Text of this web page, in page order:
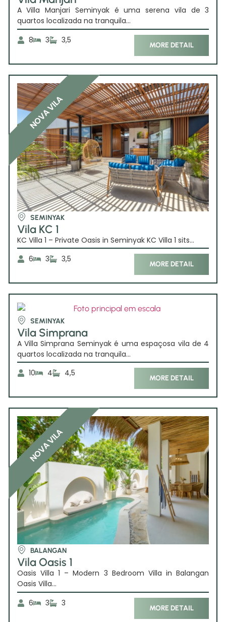
A Villa Manjari Seminyak é uma serena vila de 3
quartos localizada na tranquila...
8
3 3,5
MORE DETAIL
NOVA VILA
SEMINYAK
Vila KC 1
KC Villa 1 – Private Oasis in Seminyak KC Villa 1 sits...
6
3 3,5
MORE DETAIL
SEMINYAK
Vila Simprana
A Villa Simprana Seminyak é uma espaçosa vila de 4
quartos localizada na tranquila...
10
4 4,5
MORE DETAIL
NOVA VILA
BALANGAN
Vila Oasis 1
Oasis Villa 1 – Modern 3 Bedroom Villa in Balangan
Oasis Villa...
6
3 3
MORE DETAIL